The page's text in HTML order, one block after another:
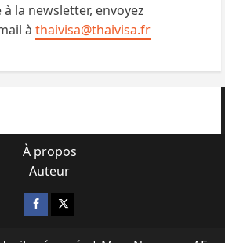
la newsletter, envoyez
à thaivisa@thaivisa.fr
À propos
Auteur
Facebook
X